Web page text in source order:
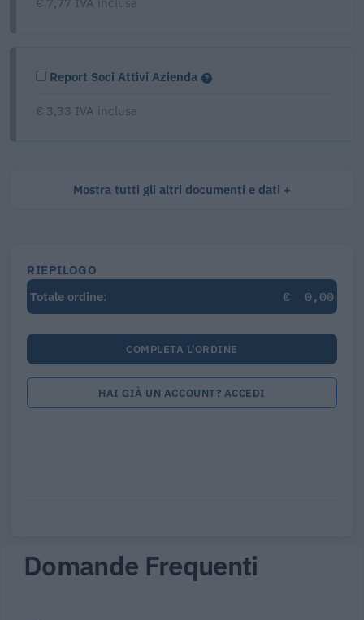
€ 7,77 IVA inclusa
Report Soci Attivi Azienda
€ 3,33 IVA inclusa
Mostra tutti gli altri documenti e dati
RIEPILOGO
Totale ordine:
€ 0,00
COMPLETA L'ORDINE
HAI GIÀ UN ACCOUNT? ACCEDI
Domande Frequenti